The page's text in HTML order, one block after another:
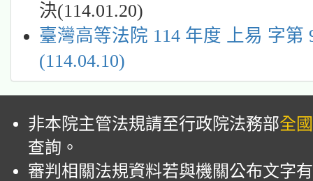
決(114.01.20)
臺灣高等法院 114 年度 上易 字第
(114.04.10)
非本院主管法規請至行政院法務部全
查詢。
審判相關法規資料若與機關公布文字